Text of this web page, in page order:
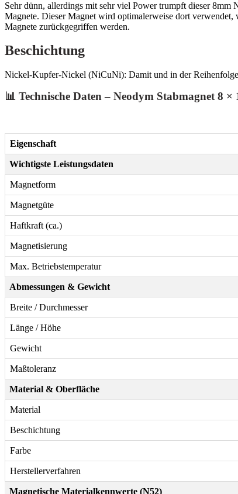
Sehr dünn, allerdings mit sehr viel Power trumpft dieser
Magnete. Dieser Magnet wird optimalerweise dort
Magnete zurückgegriffen werden.
Beschichtung
Nickel-Kupfer-Nickel (NiCuNi): Damit und in der
📊 Technische Daten – Neodym Stabmagnet 8 ×
Eigenschaft
Wichtigste Leistungsdaten
Magnetform
Magnetgüte
Haftkraft (ca.)
Magnetisierung
Max. Betriebstemperatur
Abmessungen & Gewicht
Breite / Durchmesser
Länge / Höhe
Gewicht
Maßtoleranz
Material & Oberfläche
Material
Beschichtung
Farbe
Herstellerverfahren
Magnetische Materialkennwerte (N52)